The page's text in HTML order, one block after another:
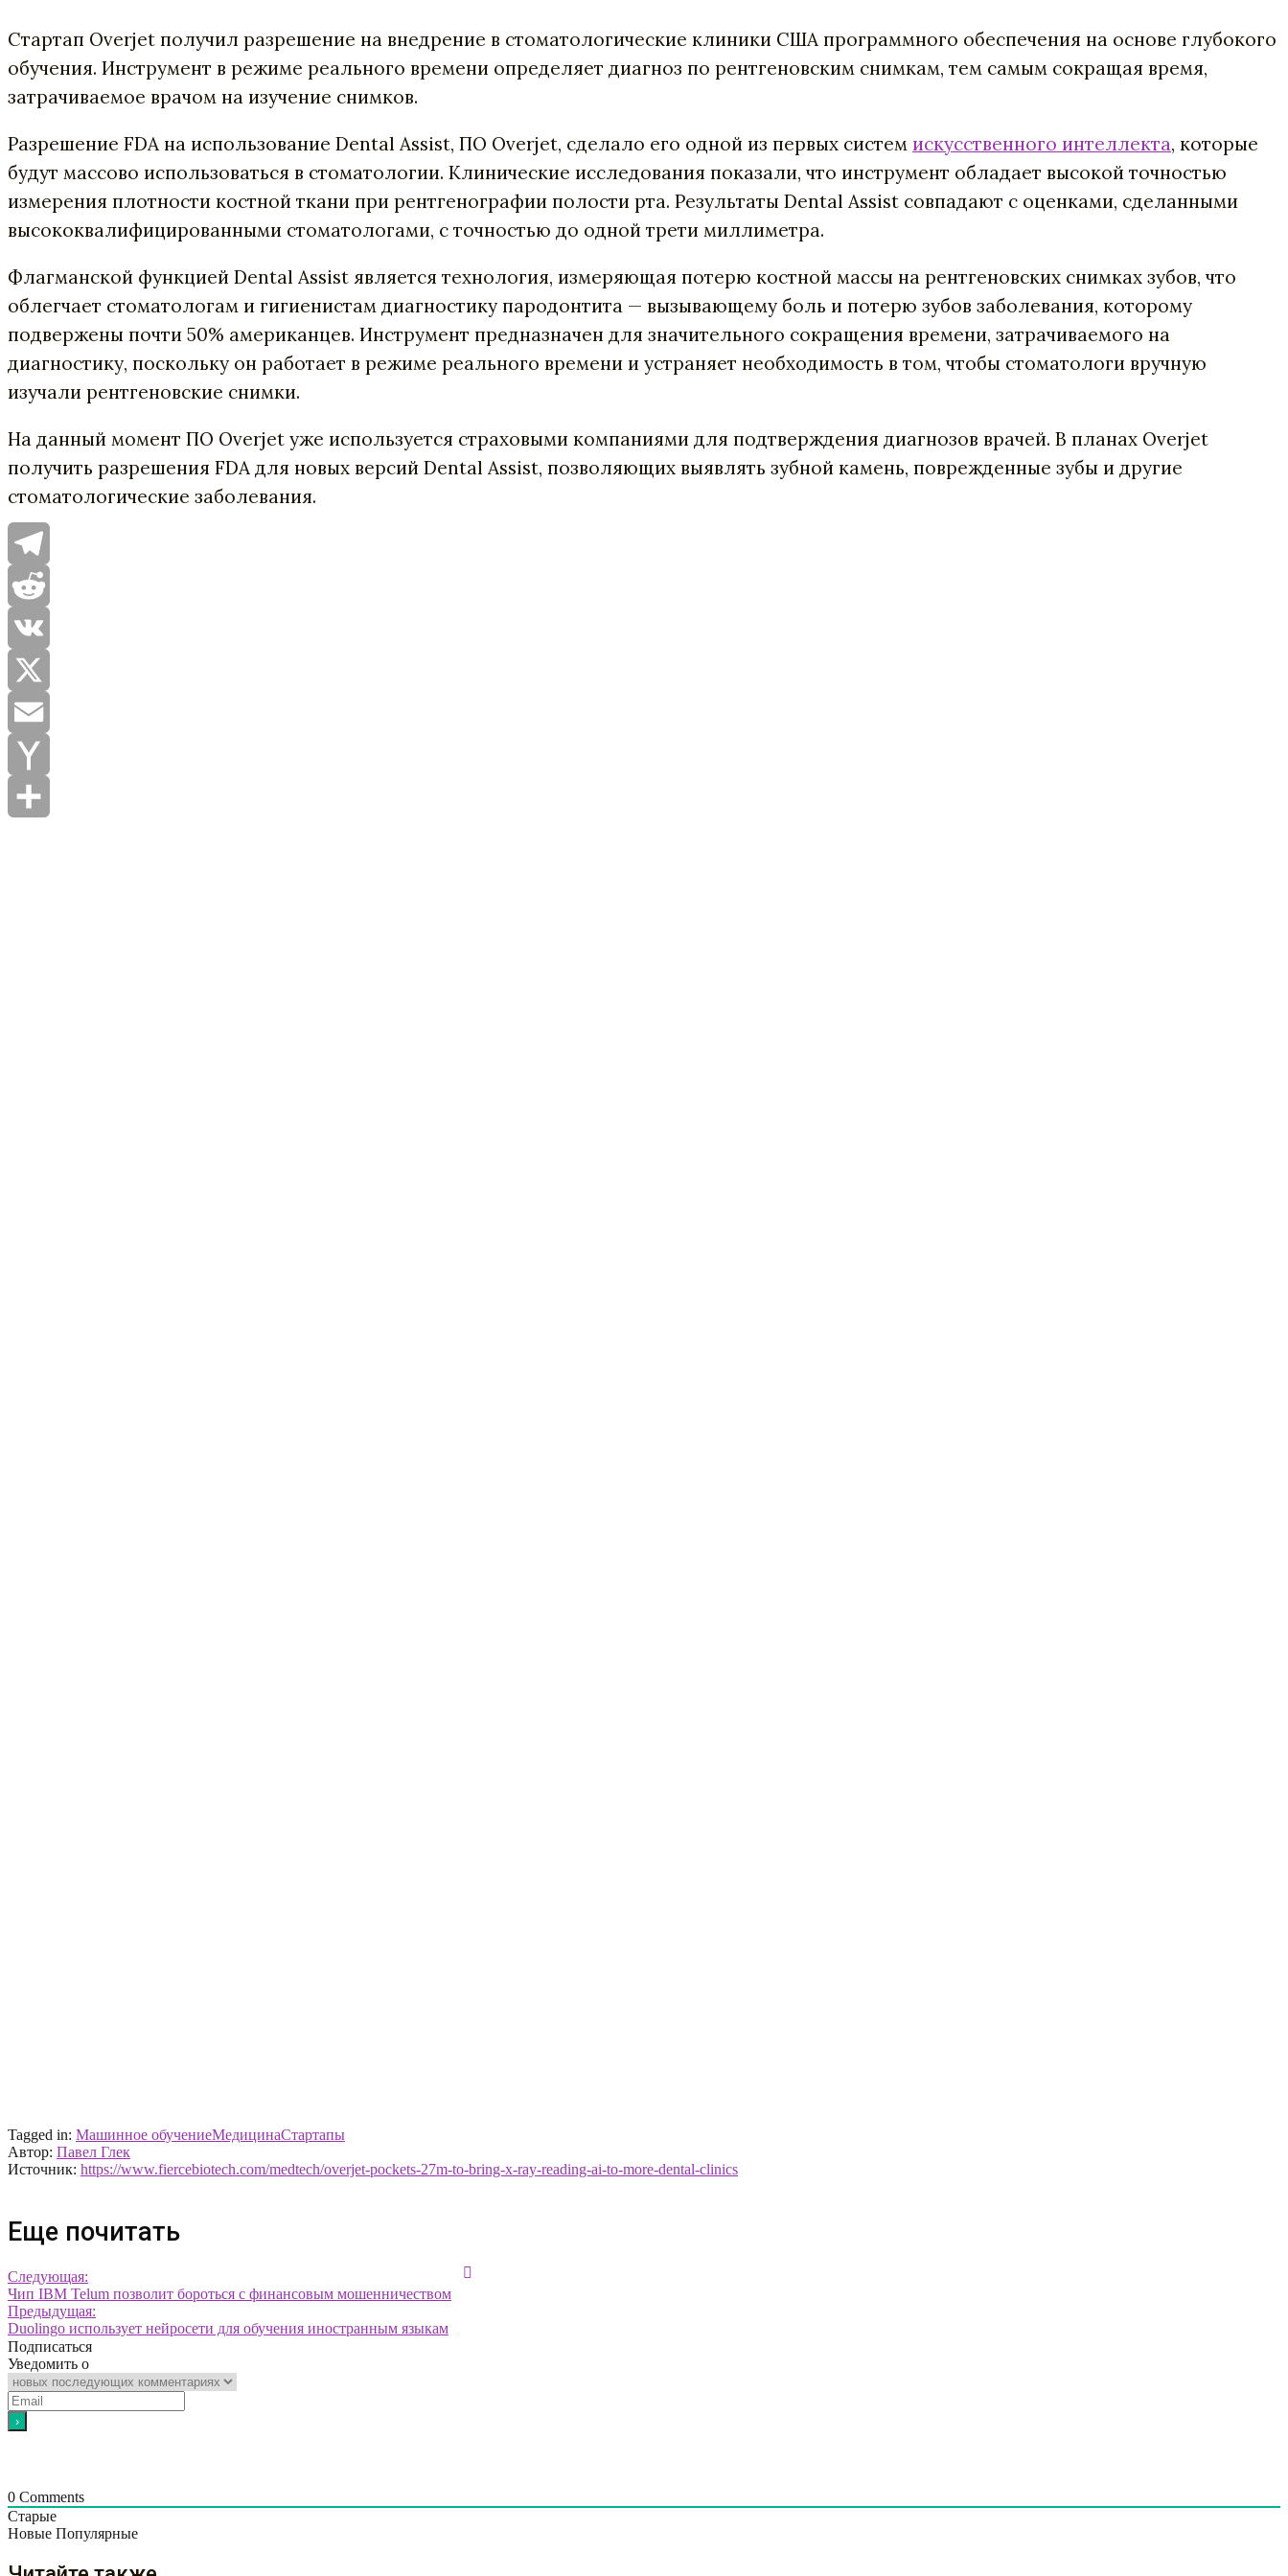
Стартап Overjet получил разрешение на внедрение в стоматологические клиники США программного обеспечения на основе глубокого
обучения. Инструмент в режиме реального времени определяет диагноз по рентгеновским снимкам, тем самым сокращая время,
затрачиваемое врачом на изучение снимков.
Разрешение FDA на использование Dental Assist, ПО Overjet, сделало его одной из первых систем искусственного интеллекта, которые
будут массово использоваться в стоматологии. Клинические исследования показали, что инструмент обладает высокой точностью
измерения плотности костной ткани при рентгенографии полости рта. Результаты Dental Assist совпадают с оценками, сделанными
высококвалифицированными стоматологами, с точностью до одной трети миллиметра.
Флагманской функцией Dental Assist является технология, измеряющая потерю костной массы на рентгеновских снимках зубов, что
облегчает стоматологам и гигиенистам диагностику пародонтита — вызывающему боль и потерю зубов заболевания, которому
подвержены почти 50% американцев. Инструмент предназначен для значительного сокращения времени, затрачиваемого на
диагностику, поскольку он работает в режиме реального времени и устраняет необходимость в том, чтобы стоматологи вручную
изучали рентгеновские снимки.
На данный момент ПО Overjet уже используется страховыми компаниями для подтверждения диагнозов врачей. В планах Overjet
получить разрешения FDA для новых версий Dental Assist, позволяющих выявлять зубной камень, поврежденные зубы и другие
стоматологические заболевания.
Telegram
Reddit
VK
X
Email
Yahoo
Tagged in: Машинное обучениеМедицинаСтартапы
Автор: Павел Глек
Источник: https://www.fiercebiotech.com/medtech/overjet-pockets-27m-to-bring-x-ray-reading-ai-to-more-dental-clinics
Еще почитать
Следующая:
Чип IBM Telum позволит бороться с финансовым мошенничеством
Предыдущая:
Duolingo использует нейросети для обучения иностранным языкам
Подписаться
Уведомить о
0 Comments
Старые
Новые Популярные